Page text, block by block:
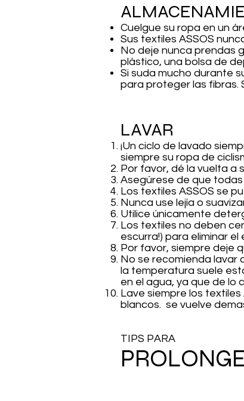
Cuelgue su ropa en un
Sus textiles ASSOS
No deje nunca prendas
plástico, una bolsa de
Si suda mucho durante
para proteger las fibras.
LAVAR
¡Un ciclo de lavado
siempre su ropa de
Por favor, dé la vuelta a
Asegúrese de que
Los textiles ASSOS se
Nunca use lejía o
Utilice únicamente
Los textiles no deben
escurra!) para eliminar el
Por favor, siempre deje
No se recomienda lavar
la temperatura suele
en el agua, ya que de lo
Lave siempre los
blancos. se vuelve
TIPS PARA